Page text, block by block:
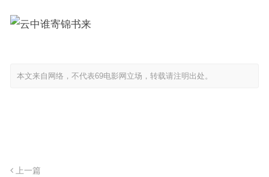
本文来自网络，不代表69电影网立场，转载请注明出处。
上一篇